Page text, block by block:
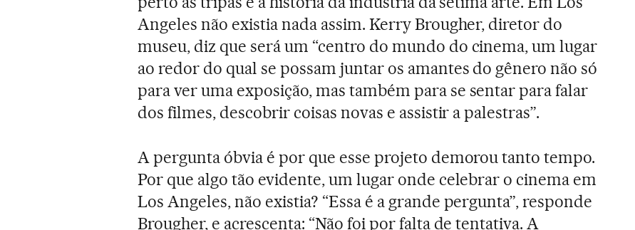
Angeles não existia nada assim. Kerry Brougher, diretor do
museu, diz que será um “centro do mundo do cinema, um lugar
ao redor do qual se possam juntar os amantes do gênero não só
para ver uma exposição, mas também para se sentar para falar
dos filmes, descobrir coisas novas e assistir a palestras”.
A pergunta óbvia é por que esse projeto demorou tanto tempo.
Por que algo tão evidente, um lugar onde celebrar o cinema em
Los Angeles, não existia? “Essa é a grande pergunta”, responde
Brougher, e acrescenta: “Não foi por falta de tentativa. A